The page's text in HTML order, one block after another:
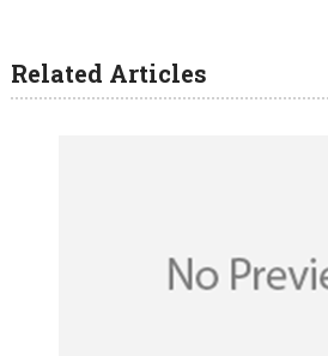
Related Articles